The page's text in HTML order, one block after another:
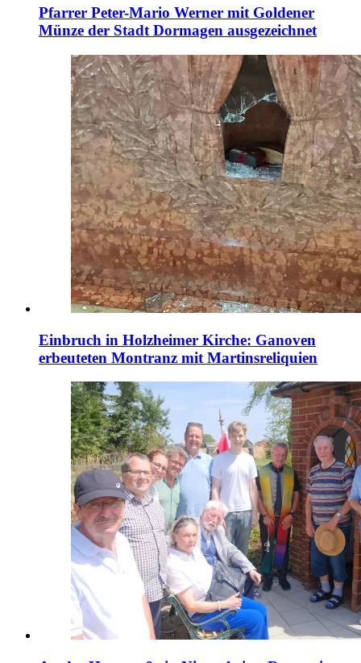
Pfarrer Peter-Mario Werner mit Goldener
Münze der Stadt Dormagen ausgezeichnet
Einbruch in Holzheimer Kirche: Ganoven
erbeuteten Montranz mit Martinsreliquien